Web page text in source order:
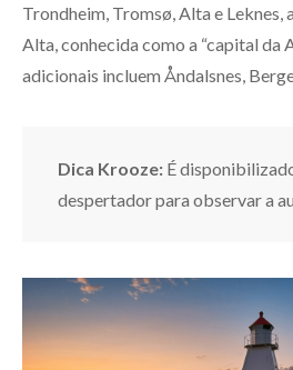
Trondheim, Tromsø, Alta e Leknes,
Alta, conhecida como a “capital da
adicionais incluem Åndalsnes,
Dica Krooze: É
despertador para observar a